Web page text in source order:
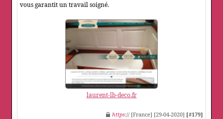
vous garantit un travail soigné.
laurent-lb-deco.fr
https:// [France] [29-04-2020] [#179]